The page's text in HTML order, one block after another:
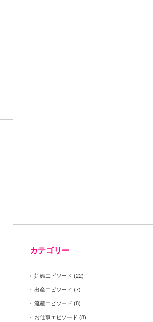
カテゴリー
妊娠エピソード (22)
出産エピソード (7)
流産エピソード (8)
お仕事エピソード (8)